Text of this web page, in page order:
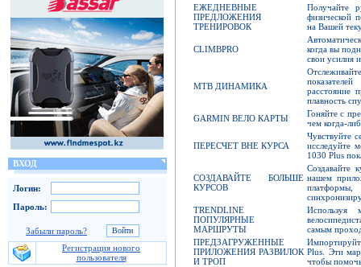
ВХОД
Логин:
Пароль:
Забыли пароль?
Регистрация нового
пользователя
ЕЖЕДНЕВНЫЕ
ПРЕДЛОЖЕНИЯ
ТРЕНИРОВОК
Получайте
физической
на Вашей
CLIMBPRO
когда вы
свои усилия
MTB ДИНАМИКА
расстояние
плавность
GARMIN ВЕЛО КАРТЫ
Гоняйте с
чем когда-
ПЕРЕСЧЕТ ВНЕ КУРСА
Чувствуйте
исследуйте
1030 Plus
СОЗДАВАЙТЕ БОЛЬШЕ
КУРСОВ
Создавайте
нашем
TRENDLINE
ПОПУЛЯРНЫЕ
МАРШРУТЫ
Используя
самым
ПРЕДЗАГРУЖЕННЫЕ
ПРИЛОЖЕНИЯ РАЗВИЛОК
И ТРОП
Plus. Эти
чтобы